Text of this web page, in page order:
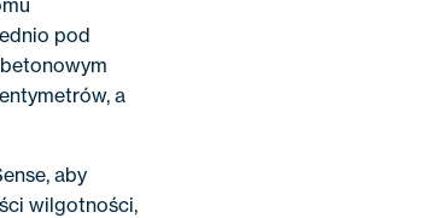
pod
a
aby
wilgotności,